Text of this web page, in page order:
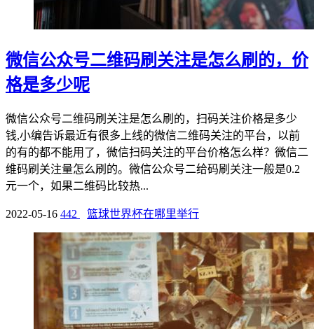
微信公众号二维码刷关注是怎么刷的，价
格是多少呢
微信公众号二维码刷关注是怎么刷的，扫码关注价格是多少
钱,小编告诉最近有很多上线的微信二维码关注的平台，以前
的有的都不能用了，微信扫码关注的平台价格怎么样？微信二
维码刷关注量怎么刷的。微信公众号二给码刷关注一般是0.2
元一个，如果二维码比较热...
2022-05-16 442 篮球世界杯在哪里举行